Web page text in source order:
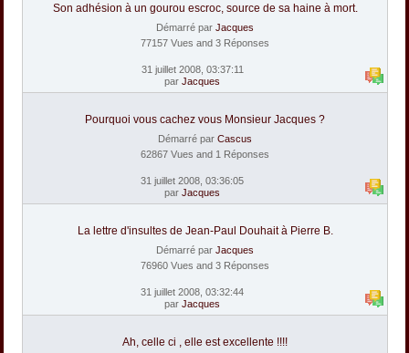
Son adhésion à un gourou escroc, source de sa haine à mort.
Démarré par Jacques
77157 Vues and 3 Réponses
31 juillet 2008, 03:37:11
par Jacques
Pourquoi vous cachez vous Monsieur Jacques ?
Démarré par Cascus
62867 Vues and 1 Réponses
31 juillet 2008, 03:36:05
par Jacques
La lettre d'insultes de Jean-Paul Douhait à Pierre B.
Démarré par Jacques
76960 Vues and 3 Réponses
31 juillet 2008, 03:32:44
par Jacques
Ah, celle ci , elle est excellente !!!!